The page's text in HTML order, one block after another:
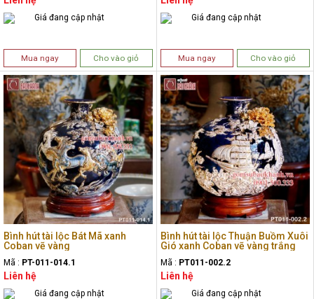
Giá đang cập nhật
Mua ngay Cho vào giỏ
Giá đang cập nhật
Mua ngay Cho vào giỏ
Bình hút tài lộc Bát Mã xanh
Coban vẽ vàng
Mã : PT-011-014.1
Liên hệ
Giá đang cập nhật
Bình hút tài lộc Thuận Buồm Xuôi
Gió xanh Coban vẽ vàng trắng
Mã : PT011-002.2
Liên hệ
Giá đang cập nhật